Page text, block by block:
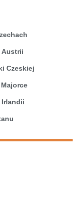
Austrii
Czeskiej
Irlandii